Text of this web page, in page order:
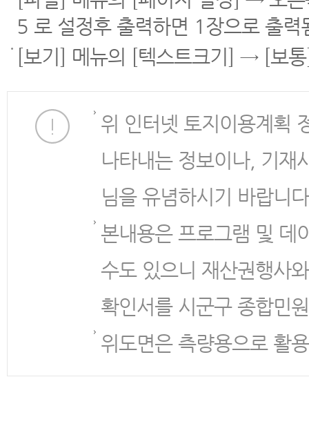
5 로 설정후 출력하면 1장으로 출력
[보기] 메뉴의 [텍스트크기] → [보
위 인터넷 토지이용계획
나타내는 정보이나, 기재
님을 유념하시기 바랍니
본내용은 프로그램 및 데
수도 있으니 재산권행사
확인서를 시군구 종합민
위도면은 측량용으로 활